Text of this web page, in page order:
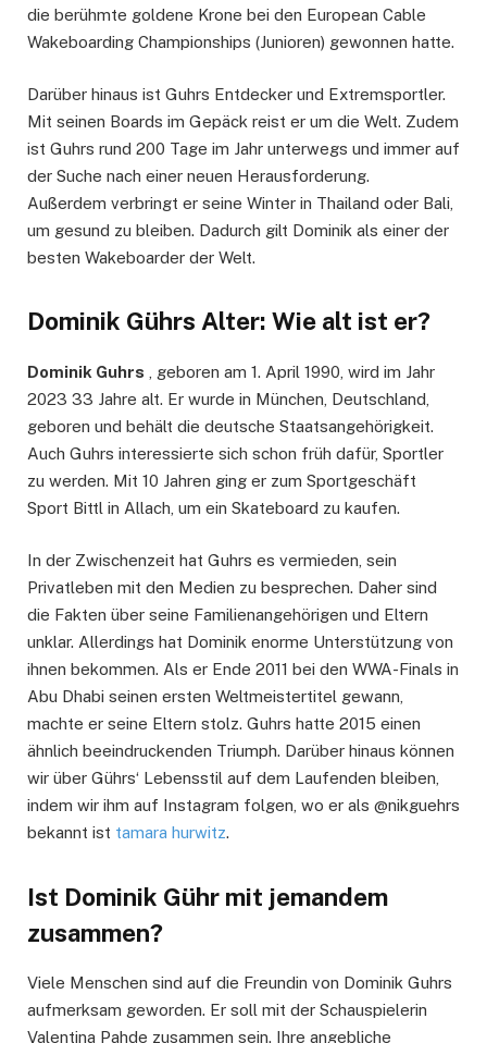
die berühmte goldene Krone bei den European Cable
Wakeboarding Championships (Junioren) gewonnen hatte.
Darüber hinaus ist Guhrs Entdecker und Extremsportler.
Mit seinen Boards im Gepäck reist er um die Welt. Zudem
ist Guhrs rund 200 Tage im Jahr unterwegs und immer auf
der Suche nach einer neuen Herausforderung.
Außerdem verbringt er seine Winter in Thailand oder Bali,
um gesund zu bleiben. Dadurch gilt Dominik als einer der
besten Wakeboarder der Welt.
Dominik Gührs Alter: Wie alt ist er?
Dominik Guhrs , geboren am 1. April 1990, wird im Jahr
2023 33 Jahre alt. Er wurde in München, Deutschland,
geboren und behält die deutsche Staatsangehörigkeit.
Auch Guhrs interessierte sich schon früh dafür, Sportler
zu werden. Mit 10 Jahren ging er zum Sportgeschäft
Sport Bittl in Allach, um ein Skateboard zu kaufen.
In der Zwischenzeit hat Guhrs es vermieden, sein
Privatleben mit den Medien zu besprechen. Daher sind
die Fakten über seine Familienangehörigen und Eltern
unklar. Allerdings hat Dominik enorme Unterstützung von
ihnen bekommen. Als er Ende 2011 bei den WWA-Finals in
Abu Dhabi seinen ersten Weltmeistertitel gewann,
machte er seine Eltern stolz. Guhrs hatte 2015 einen
ähnlich beeindruckenden Triumph. Darüber hinaus können
wir über Gührs‘ Lebensstil auf dem Laufenden bleiben,
indem wir ihm auf Instagram folgen, wo er als @nikguehrs
bekannt ist tamara hurwitz.
Ist Dominik Gühr mit jemandem
zusammen?
Viele Menschen sind auf die Freundin von Dominik Guhrs
aufmerksam geworden. Er soll mit der Schauspielerin
Valentina Pahde zusammen sein. Ihre angebliche